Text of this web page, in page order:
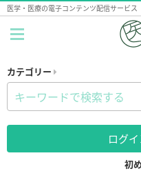
医学・医療の電子コンテンツ配信サービス
カテゴリー
ログ
初